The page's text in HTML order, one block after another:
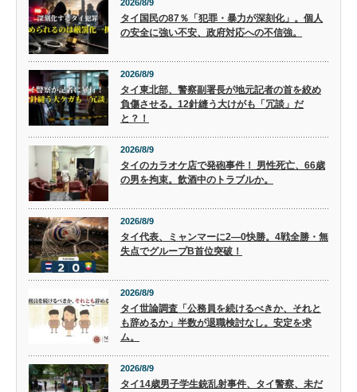
2026/8/9
タイ国民の87％「犯罪・暴力が深刻化」。個人
の安全に強い不安、政府対応への不信強。
2026/8/9
タイ東北部、警察副署長が地元記者の首を絞め
負傷させる。12針縫う大けがも「冗談」だ
と？！
2026/8/9
タイのカラオケ店で発砲事件！ 男性死亡、66歳
の男を拘束。飲酒中のトラブルか。
2026/8/9
タイ代表、ミャンマーに2―0快勝。4戦全勝・無
失点でグループB首位突破！
2026/8/9
タイ世論調査「公務員を続けるべきか、それと
も辞めるか」半数が退職検討なし。安定を求
ム。
2026/8/9
タイ14歳男子学生銃乱射事件、タイ警察、未だ